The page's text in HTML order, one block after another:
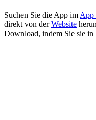
Suchen Sie die App im App
direkt von derWebsite
Download, indem Sie sie